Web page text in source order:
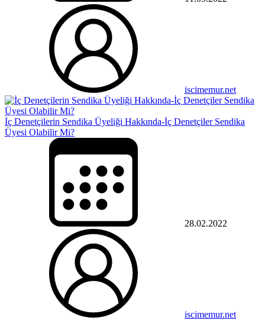
iscimemur.net
İç Denetçilerin Sendika Üyeliği Hakkında-İç Denetçiler Sendika
Üyesi Olabilir Mi?
28.02.2022
iscimemur.net